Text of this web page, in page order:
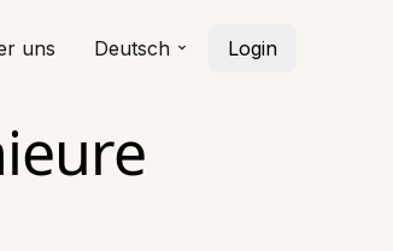
uns Deutsch Login